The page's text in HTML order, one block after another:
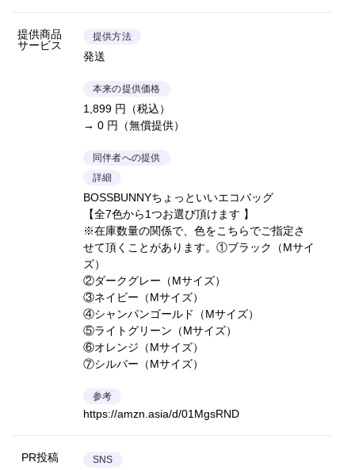
提供商品
サービス
提供方法
発送
本来の提供価格
1,899 円（税込）
→ 0 円（無償提供）
同伴者への提供
詳細
BOSSBUNNYちょっといいエコバッグ
【全7色から1つお選び頂けます 】
※在庫数量の関係で、色をこちらでご指定さ
せて頂くことがあります。①ブラック（Mサイ
ズ）
②ダークグレー（Mサイズ）
③ネイビー（Mサイズ）
④シャンパンゴールド（Mサイズ）
⑤ライトグリーン（Mサイズ）
⑥オレンジ（Mサイズ）
⑦シルバー（Mサイズ）
参考
https://amzn.asia/d/01MgsRND
PR投稿 SNS